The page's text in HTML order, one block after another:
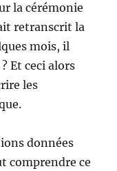
la cérémonie
retranscrit la
mois, il
Et ceci alors
les
données
comprendre ce